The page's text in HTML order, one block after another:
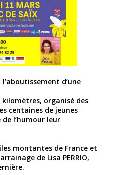
d’une
organisé des
centaines de jeunes
l’humour leur
montantes de France et
de Lisa PERRIO,